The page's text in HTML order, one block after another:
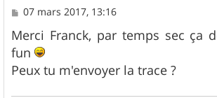
M
s
s
a
g
e
07 mars 2017, 13:16
Merci Franck, par temps sec ça
fun
Peux tu m'envoyer la trace ?